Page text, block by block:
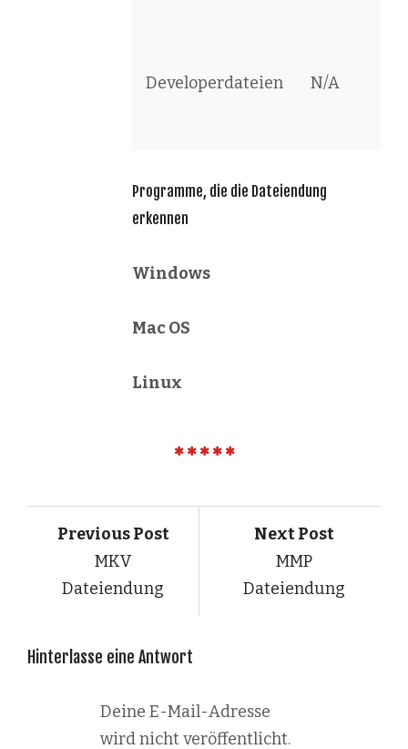
Developerdateien N/A
Programme, die die Dateiendung
erkennen
Windows
Mac OS
Linux
Previous Post
MKV
Dateiendung
Next Post
MMP
Dateiendung
Hinterlasse eine Antwort
Deine E-Mail-Adresse
wird nicht veröffentlicht.